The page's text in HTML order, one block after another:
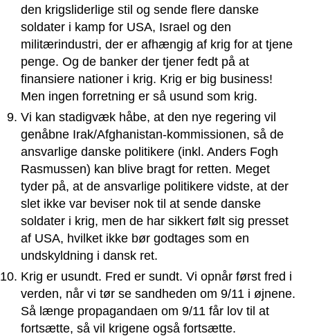
den krigsliderlige stil og sende flere danske
soldater i kamp for USA, Israel og den
militærindustri, der er afhængig af krig for at tjene
penge. Og de banker der tjener fedt på at
finansiere nationer i krig. Krig er big business!
Men ingen forretning er så usund som krig.
Vi kan stadigvæk håbe, at den nye regering vil
genåbne Irak/Afghanistan-kommissionen, så de
ansvarlige danske politikere (inkl. Anders Fogh
Rasmussen) kan blive bragt for retten. Meget
tyder på, at de ansvarlige politikere vidste, at der
slet ikke var beviser nok til at sende danske
soldater i krig, men de har sikkert følt sig presset
af USA, hvilket ikke bør godtages som en
undskyldning i dansk ret.
Krig er usundt. Fred er sundt. Vi opnår først fred i
verden, når vi tør se sandheden om 9/11 i øjnene.
Så længe propagandaen om 9/11 får lov til at
fortsætte, så vil krigene også fortsætte.